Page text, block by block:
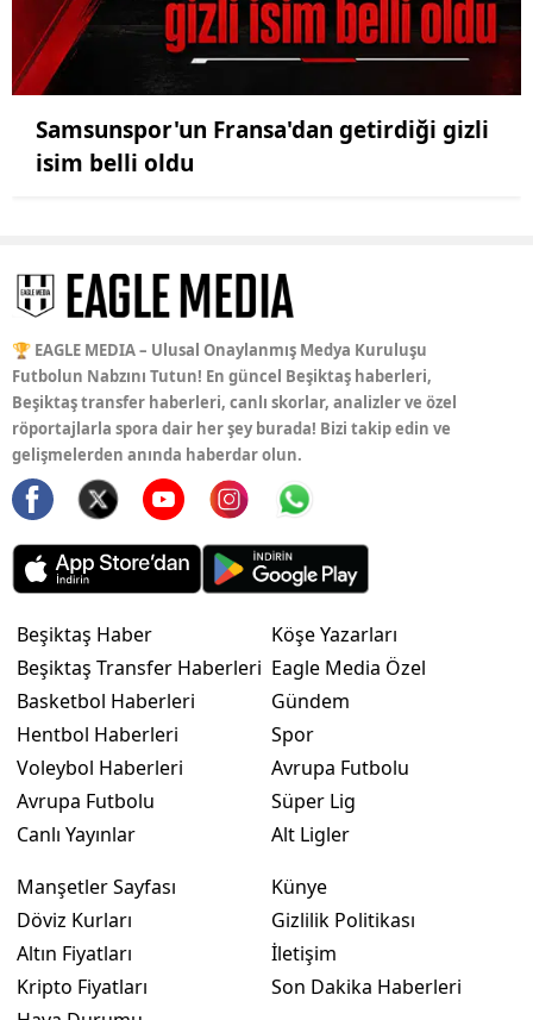
Samsunspor'un Fransa'dan getirdiği gizli
isim belli oldu
🏆 EAGLE MEDIA – Ulusal Onaylanmış Medya Kuruluşu
Futbolun Nabzını Tutun! En güncel Beşiktaş haberleri,
Beşiktaş transfer haberleri, canlı skorlar, analizler ve özel
röportajlarla spora dair her şey burada! Bizi takip edin ve
gelişmelerden anında haberdar olun.
Beşiktaş Haber
Beşiktaş Transfer Haberleri
Basketbol Haberleri
Hentbol Haberleri
Voleybol Haberleri
Avrupa Futbolu
Canlı Yayınlar
Köşe Yazarları
Eagle Media Özel
Gündem
Spor
Avrupa Futbolu
Süper Lig
Alt Ligler
Manşetler Sayfası
Döviz Kurları
Altın Fiyatları
Kripto Fiyatları
Künye
Gizlilik Politikası
İletişim
Son Dakika Haberleri